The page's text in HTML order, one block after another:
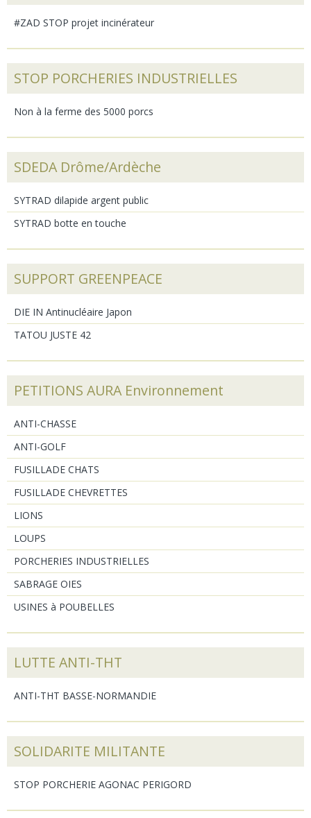
#ZAD STOP projet incinérateur
STOP PORCHERIES INDUSTRIELLES
Non à la ferme des 5000 porcs
SDEDA Drôme/Ardèche
SYTRAD dilapide argent public
SYTRAD botte en touche
SUPPORT GREENPEACE
DIE IN Antinucléaire Japon
TATOU JUSTE 42
PETITIONS AURA Environnement
ANTI-CHASSE
ANTI-GOLF
FUSILLADE CHATS
FUSILLADE CHEVRETTES
LIONS
LOUPS
PORCHERIES INDUSTRIELLES
SABRAGE OIES
USINES à POUBELLES
LUTTE ANTI-THT
ANTI-THT BASSE-NORMANDIE
SOLIDARITE MILITANTE
STOP PORCHERIE AGONAC PERIGORD